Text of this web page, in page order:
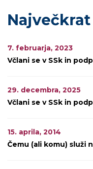
7. februarja, 2023
Včlani se v SSk in
29. decembra, 2025
Včlani se v SSk in
15. aprila, 2014
Čemu (ali komu) služi